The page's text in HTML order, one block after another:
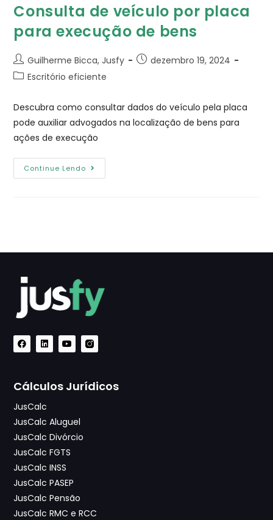
Consulta de veículo por placa
para execução de bens
Guilherme Bicca, Jusfy
dezembro 19, 2024
Escritório eficiente
Descubra como consultar dados do veículo pela placa
pode auxiliar advogados na localização de bens para
ações de execução
Continue Lendo
Cálculos Jurídicos
JusCalc
JusCalc Aluguel
JusCalc Divórcio
JusCalc FGTS
JusCalc INSS
JusCalc PASEP
JusCalc Pensão
JusCalc RMC e RCC